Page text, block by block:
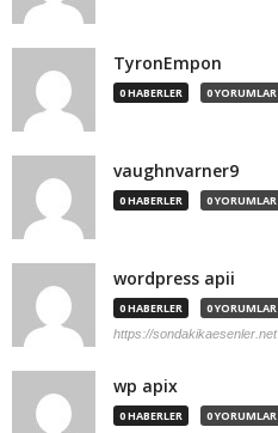
TyronEmpon
0 HABERLER 0 YORUMLAR
vaughnvarner9
0 HABERLER 0 YORUMLAR
wordpress apii
0 HABERLER 0 YORUMLAR
https://sondakikaesenler.net
wp apix
0 HABERLER 0 YORUMLAR